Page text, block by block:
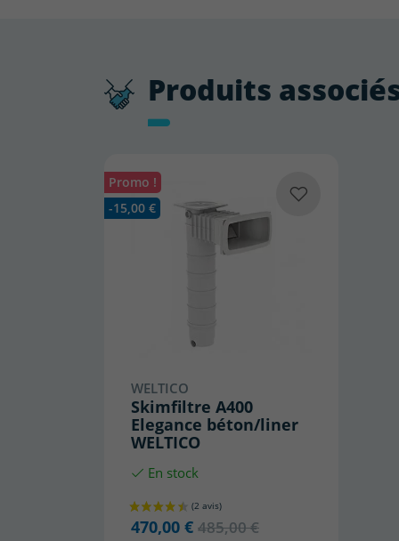
Produits
WELTICO
Skimfiltre A400
Elegance béton/liner
WELTICO
En stock
470,00 € 485,00 €
Promo !
-15,00 €